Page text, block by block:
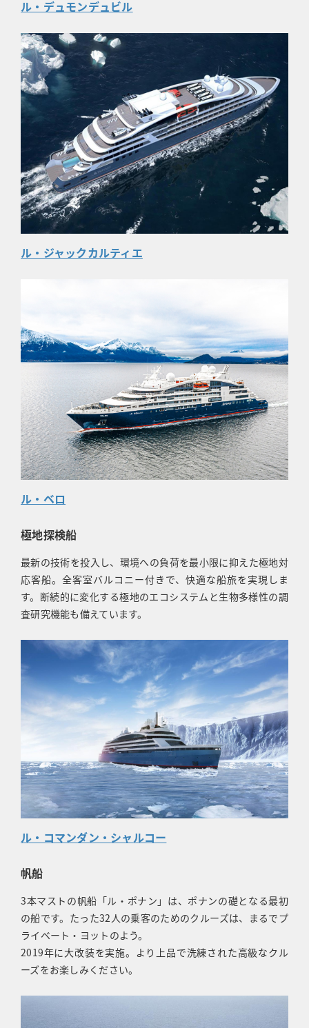
ル・デュモンデュビル
ル・ジャックカルティエ
ル・ベロ
極地探検船
最新の技術を投入し、環境への負荷を最小限に抑えた極地対
応客船。全客室バルコニー付きで、快適な船旅を実現しま
す。断続的に変化する極地のエコシステムと生物多様性の調
査研究機能も備えています。
ル・コマンダン・シャルコー
帆船
3本マストの帆船「ル・ポナン」は、ポナンの礎となる最初
の船です。たった32人の乗客のためのクルーズは、まるでプ
ライベート・ヨットのよう。
2019年に大改装を実施。より上品で洗練された高級なクル
ーズをお楽しみください。